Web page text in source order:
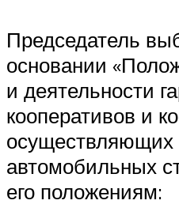
Председатель
основании
и деятельности
кооперативов и
осуществляющих
автомобильных
его положениям: